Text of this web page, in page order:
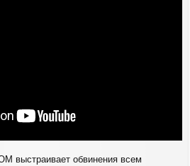
выстраивает обвинения всем